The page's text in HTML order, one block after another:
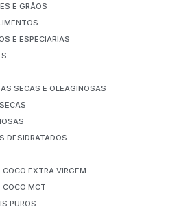
E GRÃOS
E ESPECIARIAS
SECAS E OLEAGINOSAS
DESIDRATADOS
COCO EXTRA VIRGEM
COCO MCT
PUROS